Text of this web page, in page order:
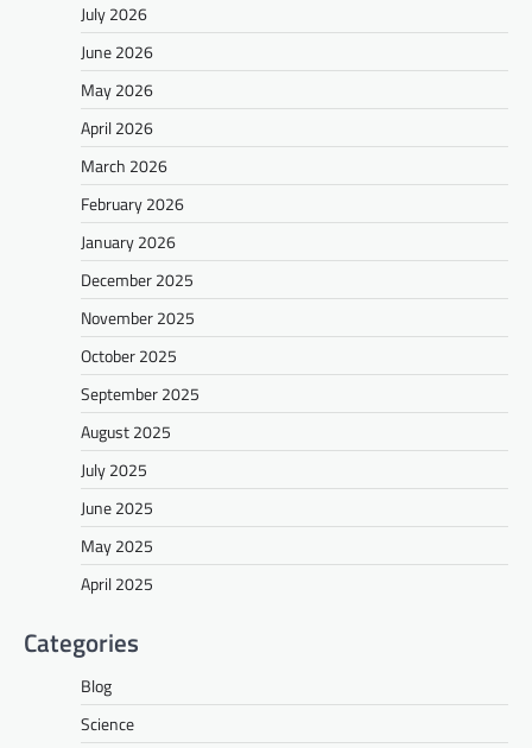
July 2026
June 2026
May 2026
April 2026
March 2026
February 2026
January 2026
December 2025
November 2025
October 2025
September 2025
August 2025
July 2025
June 2025
May 2025
April 2025
Categories
Blog
Science